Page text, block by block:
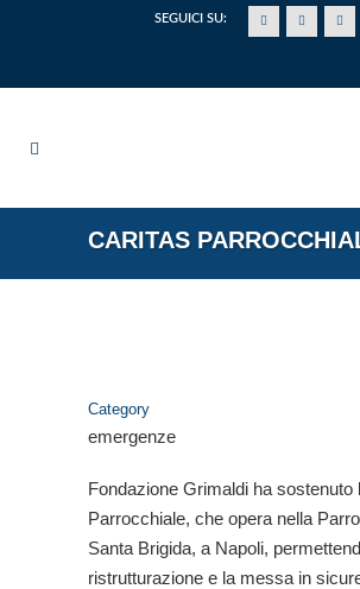
SEGUICI SU:
CARITAS
Category
emergenze
Fondazione Grimaldi ha sostenuto
Parrocchiale, che opera nella
Santa Brigida, a Napoli,
ristrutturazione e la messa in